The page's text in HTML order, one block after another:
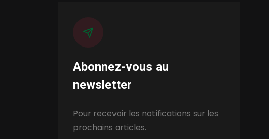
Abonnez-vous au
newsletter
Pour recevoir les notifications sur les
prochains articles.